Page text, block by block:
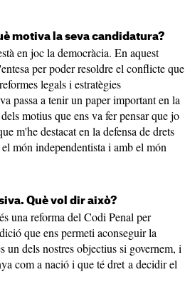
motiva la seva candidatura?
en joc la democràcia. En aquest
per poder resoldre el conflicte que
legals i estratègies
passa a tenir un paper important en la
motius que ens va fer pensar que jo
m'he destacat en la defensa de drets
món independentista i amb el món
Què vol dir això?
una reforma del Codi Penal per
que ens permeti aconseguir la
dels nostres objectius si governem, i
com a nació i que té dret a decidir el